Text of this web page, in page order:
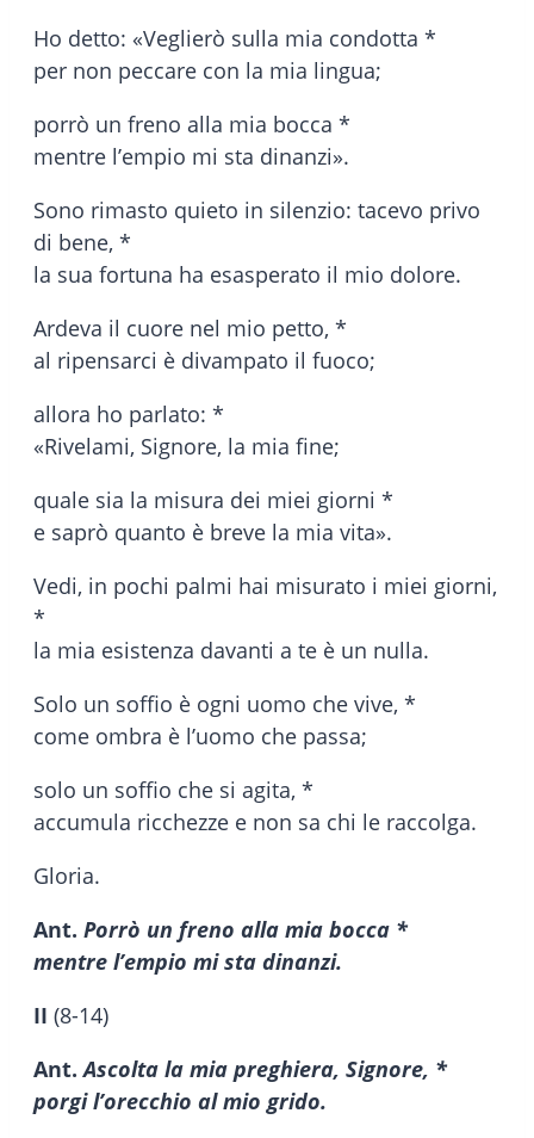
Ho detto: «Veglierò sulla mia condotta *
per non peccare con la mia lingua;
porrò un freno alla mia bocca *
mentre l’empio mi sta dinanzi».
Sono rimasto quieto in silenzio: tacevo privo
di bene, *
la sua fortuna ha esasperato il mio dolore.
Ardeva il cuore nel mio petto, *
al ripensarci è divampato il fuoco;
allora ho parlato: *
«Rivelami, Signore, la mia fine;
quale sia la misura dei miei giorni *
e saprò quanto è breve la mia vita».
Vedi, in pochi palmi hai misurato i miei giorni,
*
la mia esistenza davanti a te è un nulla.
Solo un soffio è ogni uomo che vive, *
come ombra è l’uomo che passa;
solo un soffio che si agita, *
accumula ricchezze e non sa chi le raccolga.
Gloria.
Ant. Porrò un freno alla mia bocca *
mentre l’empio mi sta dinanzi.
II (8-14)
Ant.Ascolta la mia preghiera, Signore, *
porgi l’orecchio al mio grido.